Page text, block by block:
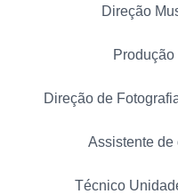
Direção
Produção
Direção de
Assistente de
Técnico